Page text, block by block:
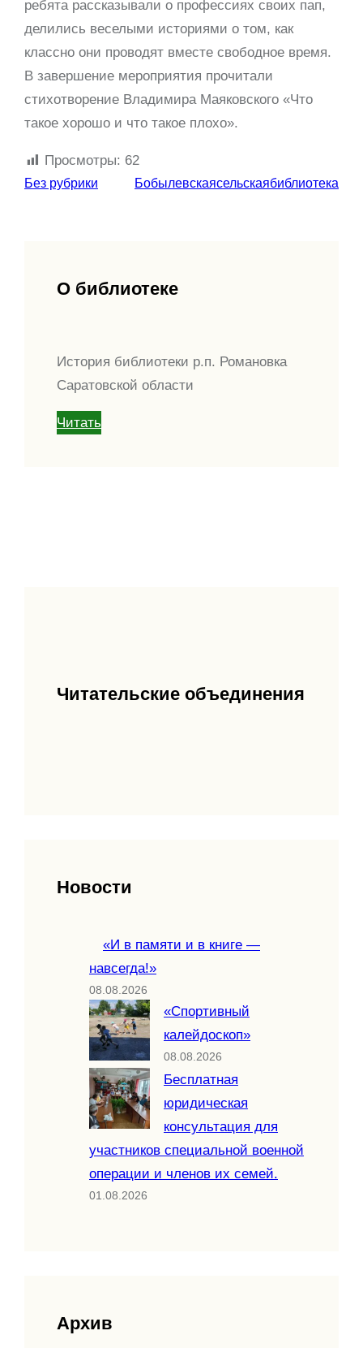
ребята рассказывали о профессиях своих пап,
делились веселыми историями о том, как
классно они проводят вместе свободное время.
В завершение мероприятия прочитали
стихотворение Владимира Маяковского «Что
такое хорошо и что такое плохо».
Просмотры: 62
Без рубрики Бобылевскаясельскаябиблиотека
О библиотеке
История библиотеки р.п. Романовка
Саратовской области
Читать
Читательские объединения
Новости
«И в памяти и в книге —
навсегда!»
08.08.2026
«Спортивный
калейдоскоп»
08.08.2026
Бесплатная
юридическая
консультация для
участников специальной военной
операции и членов их семей.
01.08.2026
Архив